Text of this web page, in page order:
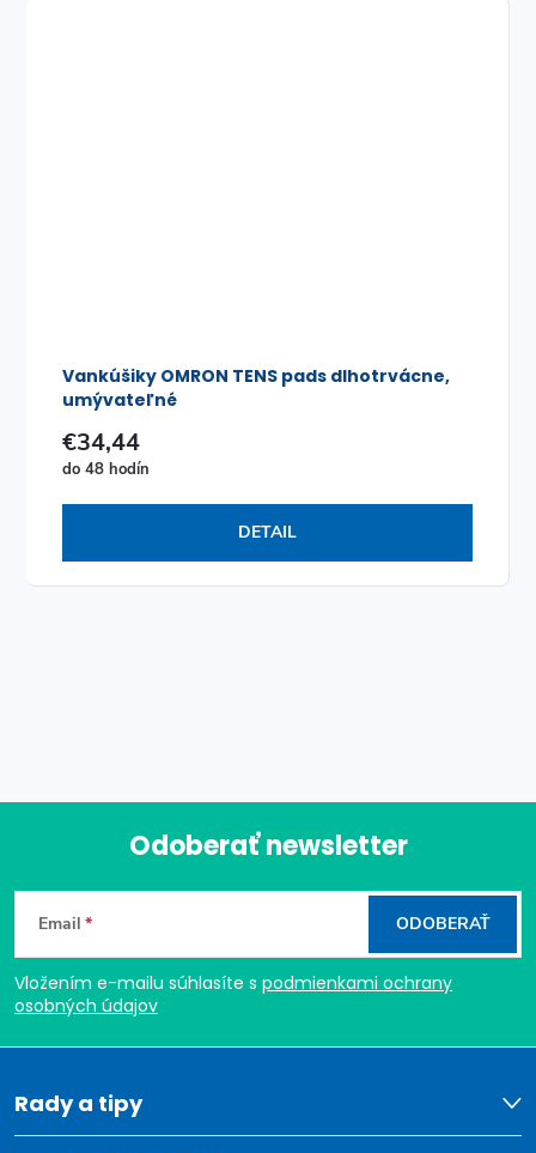
Vankúšiky OMRON TENS pads dlhotrvácne,
umývateľné
€34,44
do 48 hodín
DETAIL
á
a
c
i
e
r
Z
á
p
ä
t
Odoberať newsletter
Email
Vložením e-mailu súhlasíte s podmienkami ochrany
osobných údajov
ODOBERAŤ
Rady a tipy